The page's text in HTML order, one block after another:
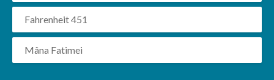
Fahrenheit 451
Mâna Fatimei